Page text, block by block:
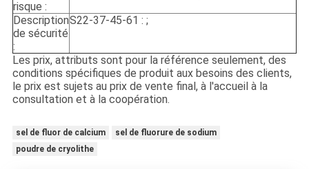
risque :
Description
de sécurité
:
S22-37-45-61 : ;
Les prix, attributs sont pour la référence seulement, des
conditions spécifiques de produit aux besoins des clients,
le prix est sujets au prix de vente final, à l'accueil à la
consultation et à la coopération.
sel de fluor de calcium
sel de fluorure de sodium
poudre de cryolithe